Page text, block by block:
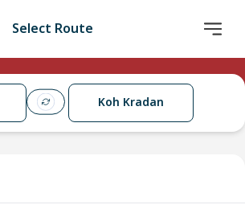
Select Route
Koh Kradan